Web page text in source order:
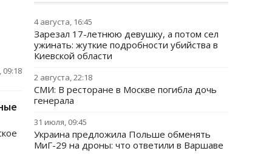
09:18
4 августа, 16:45
Зарезал 17-летнюю девушку, а потом сел
ужинать: жуткие подробности убийства в
Киевской области
2 августа, 22:18
СМИ: В ресторане в Москве погибла дочь
генерала
31 июля, 09:45
Украина предложила Польше обменять
МиГ-29 на дроны: что ответили в Варшаве